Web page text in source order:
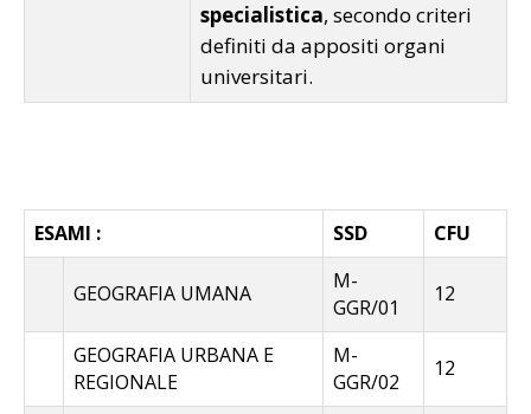
specialistica, secondo criteri
definiti da appositi organi
universitari.
ESAMI : SSD CFU
GEOGRAFIA UMANA
M-
GGR/01
12
GEOGRAFIA URBANA E
REGIONALE
M-
GGR/02
12